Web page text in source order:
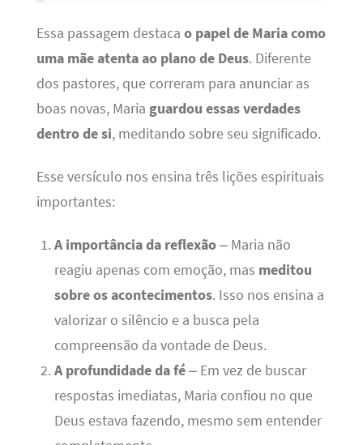
Essa passagem destaca o papel de Maria como
uma mãe atenta ao plano de Deus. Diferente
dos pastores, que correram para anunciar as
boas novas, Maria guardou essas verdades
dentro de si, meditando sobre seu significado.
Esse versículo nos ensina três lições espirituais
importantes:
A importância da reflexão– Maria não
reagiu apenas com emoção, mas meditou
sobre os acontecimentos. Isso nos ensina a
valorizar o silêncio e a busca pela
compreensão da vontade de Deus.
A profundidade da fé– Em vez de buscar
respostas imediatas, Maria confiou no que
Deus estava fazendo, mesmo sem entender